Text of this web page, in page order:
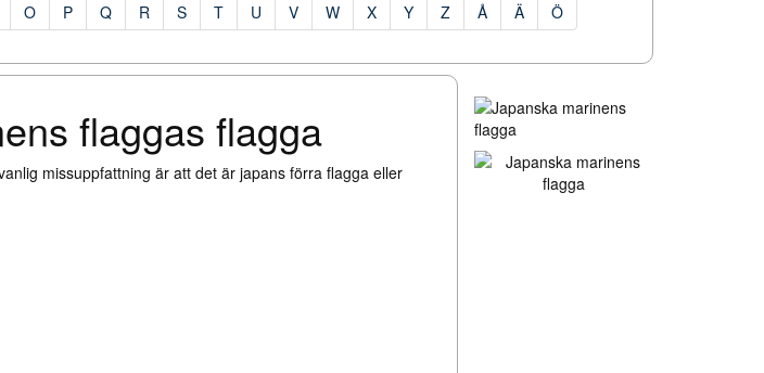
O P Q R S T U V W X Y Z Å Ä Ö
flaggas flagga
missuppfattning är att det är japans förra flagga eller